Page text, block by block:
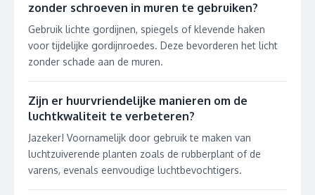
zonder schroeven in muren te gebruiken?
Gebruik lichte gordijnen, spiegels of klevende haken
voor tijdelijke gordijnroedes. Deze bevorderen het licht
zonder schade aan de muren.
Zijn er huurvriendelijke manieren om de
luchtkwaliteit te verbeteren?
Jazeker! Voornamelijk door gebruik te maken van
luchtzuiverende planten zoals de rubberplant of de
varens, evenals eenvoudige luchtbevochtigers.